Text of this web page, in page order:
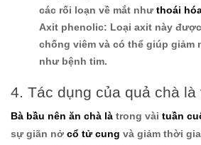
các rối loạn về mắt như thoái
Axit phenolic: Loại axit này
chống viêm và có thể giúp giảm
như bệnh tim.
4. Tác dụng của quả chà
Bà bầu nên ăn chà là trong vài tuần
sự giãn nở cổ tử cung và giảm thời